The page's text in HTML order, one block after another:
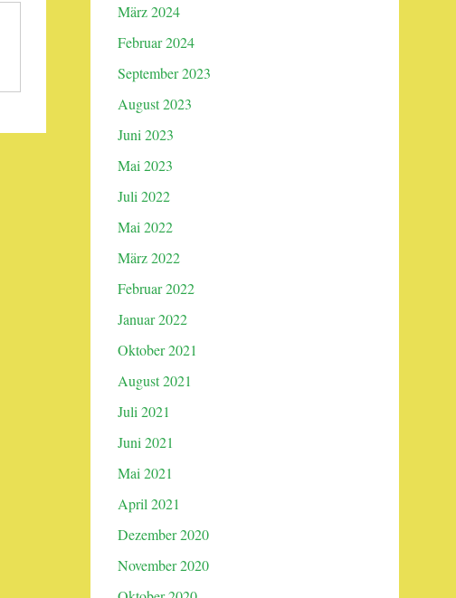
März 2024
Februar 2024
September 2023
August 2023
Juni 2023
Mai 2023
Juli 2022
Mai 2022
März 2022
Februar 2022
Januar 2022
Oktober 2021
August 2021
Juli 2021
Juni 2021
Mai 2021
April 2021
Dezember 2020
November 2020